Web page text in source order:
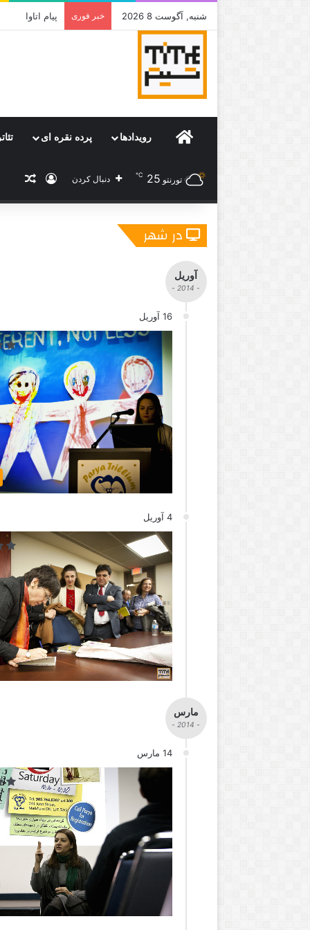
شنبه, آگوست 8 2026 خبر فوری جامی که قرار
Homeرویدادها پرده نقره ای تئاتر
تورنتو 25
℃ دنبال کردن ورود
در شهر
آوریل
- 2014 -
16 آوریل
4 آوریل
مارس
- 2014 -
14 مارس